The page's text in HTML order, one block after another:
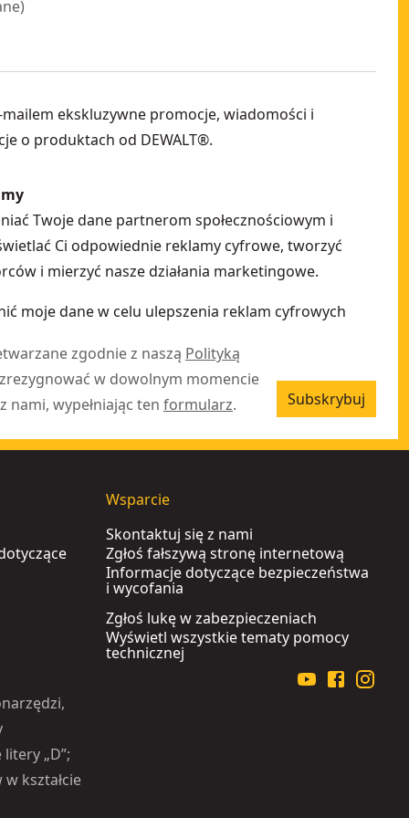
)
ekskluzywne promocje, wiadomości i
o produktach od DEWALT®.
Twoje dane partnerom społecznościowym i
Ci odpowiednie reklamy cyfrowe, tworzyć
i mierzyć nasze działania marketingowe.
moje dane w celu ulepszenia reklam cyfrowych
zgodnie z naszą Polityką
w dowolnym momencie
nami, wypełniając ten formularz. Subskrybuj
Wsparcie
Skontaktuj się z nami
Zgłoś fałszywą stronę internetową
Informacje dotyczące bezpieczeństwa
i wycofania
Zgłoś lukę w zabezpieczeniach
Wyświetl wszystkie tematy pomocy
technicznej
„D”;
kształcie